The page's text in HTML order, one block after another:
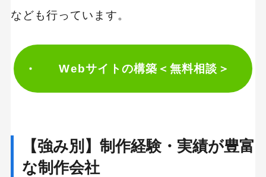
なども行っています。
Webサイトの構築＜無料相談＞
【強み別】制作経験・実績が豊富
な制作会社